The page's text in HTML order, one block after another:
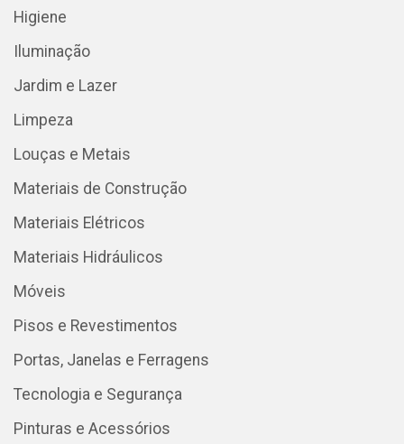
Higiene
Iluminação
Jardim e Lazer
Limpeza
Louças e Metais
Materiais de Construção
Materiais Elétricos
Materiais Hidráulicos
Móveis
Pisos e Revestimentos
Portas, Janelas e Ferragens
Tecnologia e Segurança
Pinturas e Acessórios